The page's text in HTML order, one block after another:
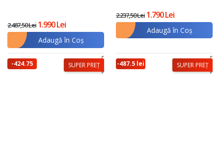
2.487,50 Lei 1.990 Lei
Adaugă în Coş
2.237,50 Lei 1.790 Lei
Adaugă în Coş
SUPER PREȚ
-424.75
SUPER PREȚ
-487.5 lei